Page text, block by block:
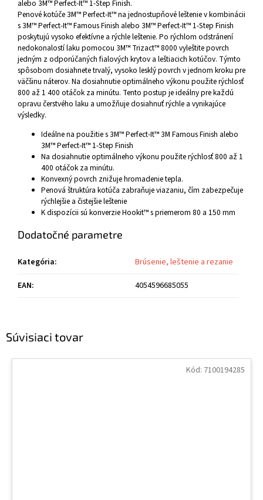
Súvisiaci tovar
Kód: 7100194285
alebo 3M™ Perfect-It™ 1-Step Finish.
Penové kotúče 3M™ Perfect-It™ na jednostupňové leštenie v kombinácii
s 3M™ Perfect-It™ Famous Finish alebo 3M™ Perfect-It™ 1-Step Finish
poskytujú vysoko efektívne a rýchle leštenie. Po rýchlom odstránení
nedokonalostí laku pomocou 3M™ Trizact™ 8000 vyleštite povrch
jedným z odporúčaných fialových krytov a leštiacich kotúčov. Týmto
spôsobom dosiahnete trvalý, vysoko lesklý povrch v jednom kroku pre
väčšinu náterov. Na dosiahnutie optimálneho výkonu použite rýchlosť
800 až 1 400 otáčok za minútu. Tento postup je ideálny pre každú
opravu čerstvého laku a umožňuje dosiahnuť rýchle a vynikajúce
výsledky.
Ideálne na použitie s 3M™ Perfect-It™ 3M Famous Finish alebo
3M™ Perfect-It™ 1-Step Finish
Na dosiahnutie optimálneho výkonu použite rýchlosť 800 až 1
400 otáčok za minútu.
Konvexný povrch znižuje hromadenie tepla.
Penová štruktúra kotúča zabraňuje viazaniu, čím zabezpečuje
rýchlejšie a čistejšie leštenie
K dispozícii sú konverzie Hookit™ s priemerom 80 a 150 mm
Dodatočné parametre
Kategória:
Brúsenie, leštenie a rezanie
EAN: 4054596685055